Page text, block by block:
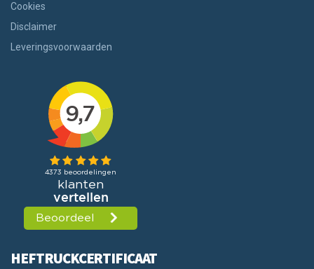
Cookies
Disclaimer
Leveringsvoorwaarden
HEFTRUCKCERTIFICAAT